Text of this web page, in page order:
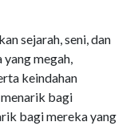
sejarah, seni, dan
megah,
keindahan
bagi
bagi mereka yang